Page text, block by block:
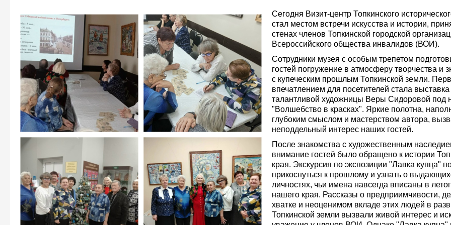
Сегодня Визит-центр Топкинского
стал местом встречи искусства и истории,
стенах членов Топкинской городской
Всероссийского общества инвалидов (ВОИ).
Сотрудники музея с особым трепетом
гостей погружение в атмосферу творчества и
с купеческим прошлым Топкинской земли.
впечатлением для посетителей стала выставка
талантливой художницы Веры Сидоровой под
"Волшебство в красках". Яркие полотна,
глубоким смыслом и мастерством автора,
неподдельный интерес наших гостей.
После знакомства с художественным
внимание гостей было обращено к истории
края. Экскурсия по экспозиции "Лавка купца"
прикоснуться к прошлому и узнать о
личностях, чьи имена навсегда вписаны в
нашего края. Рассказы о предприимчивости,
хватке и неоценимом вкладе этих людей в
Топкинской земли вызвали живой интерес и